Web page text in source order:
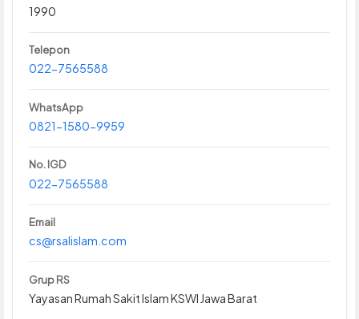
1990
Telepon
022-7565588
WhatsApp
0821-1580-9959
No. IGD
022-7565588
Email
cs@rsalislam.com
Grup RS
Yayasan Rumah Sakit Islam KSWI Jawa Barat